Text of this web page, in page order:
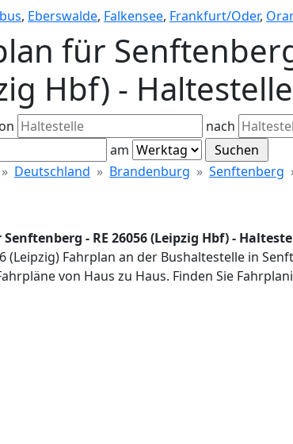
, Eberswalde, Falkensee, Frankfurt/Oder,
für
Hbf) -
nach
am
Deutschland Brandenburg Senftenberg
- RE 26056 (Leipzig Hbf) -
(Leipzig) Fahrplan an der Bushaltestelle in
von Haus zu Haus. Finden Sie